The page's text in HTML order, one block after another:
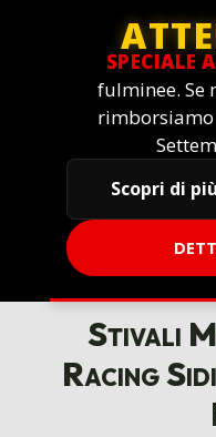
SPECIALE
fulminee. Se
rimborsiamo
Scopri di
Stivali
Racing